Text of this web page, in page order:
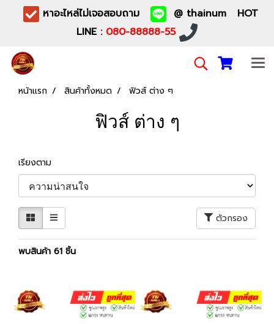
หาอะไหล่ไม่เจอสอบถาม
@ thainum HOT
LINE : 080-88888-55
หน้าแรก สินค้าทั้งหมด ฟิวส์ ต่าง ๆ
ฟิวส์ ต่าง ๆ
เรียงตาม
ตัวกรอง
พบสินค้า 61 ชิ้น